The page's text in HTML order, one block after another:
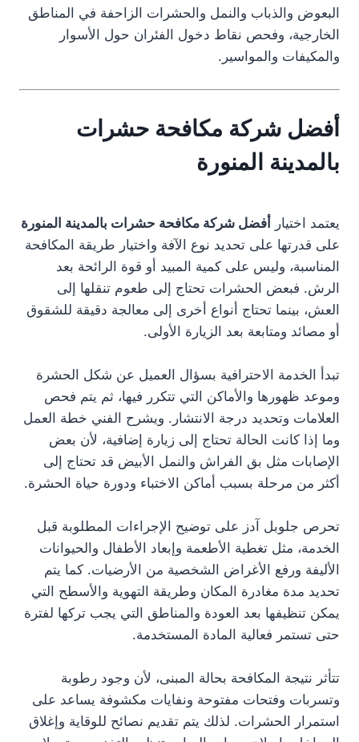
البعوض والذباب والنمل والحشرات الزاحفة في المناطق
الخارجية، وفحص نقاط دخول الفئران حول الأسوار
والمكيفات والمواسير.
أفضل شركة مكافحة حشرات
بالمدينة المنورة
يعتمد اختيار أفضل شركة مكافحة حشرات بالمدينة المنورة
على قدرتها على تحديد نوع الآفة واختيار طريقة المكافحة
المناسبة، وليس على كمية المبيد أو قوة الرائحة بعد
الرش. فبعض الحشرات تحتاج إلى طعوم تنقلها إلى
العش، بينما تحتاج أنواع أخرى إلى معالجة دقيقة للشقوق
أو مصائد ومتابعة بعد الزيارة الأولى.
تبدأ الخدمة الاحترافية بسؤال العميل عن شكل الحشرة
وموعد ظهورها والأماكن التي تتكرر فيها، ثم يتم فحص
العلامات وتحديد درجة الانتشار. ويشرح الفني خطة العمل
وما إذا كانت الحالة تحتاج إلى زيارة إضافية، لأن بعض
الإصابات مثل بق الفراش والنمل الأبيض قد تحتاج إلى
أكثر من مرحلة بسبب أماكن الاختباء ودورة حياة الحشرة.
تحرص جلوبل آدز على توضيح الإجراءات المطلوبة قبل
الخدمة، مثل تغطية الأطعمة وإبعاد الأطفال والحيوانات
الأليفة ورفع الأغراض الشخصية من الأرضيات. كما يتم
تحديد مدة مغادرة المكان وطريقة التهوية والأسطح التي
يمكن تنظيفها بعد العودة والمناطق التي يجب تركها لفترة
حتى تستمر فعالية المادة المستخدمة.
تتأثر نتيجة المكافحة بحالة المبنى، لأن وجود رطوبة
وتسربات وفتحات مفتوحة ونفايات مكشوفة يساعد على
استمرار الحشرات. لذلك يتم تقديم نصائح للوقاية وإغلاق